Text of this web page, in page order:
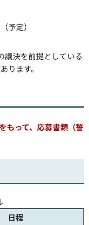
予定）
議決を前提としている
ります。
もって、応募書類（誓
日程